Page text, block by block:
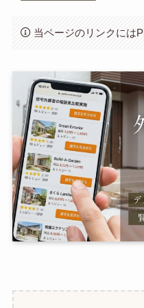
当ページのリンクには